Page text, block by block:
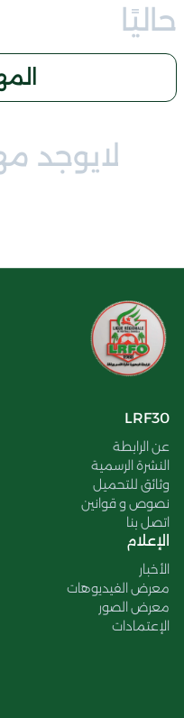
حاليًا
لايوجد
LRF30
عن الرابطة
النشرة الرسمية
وثائق للتحميل
نصوص و قوانين
اتصل بنا
الإعلام
الأخبار
معرض الفيديوهات
معرض الصور
الإعتمادات